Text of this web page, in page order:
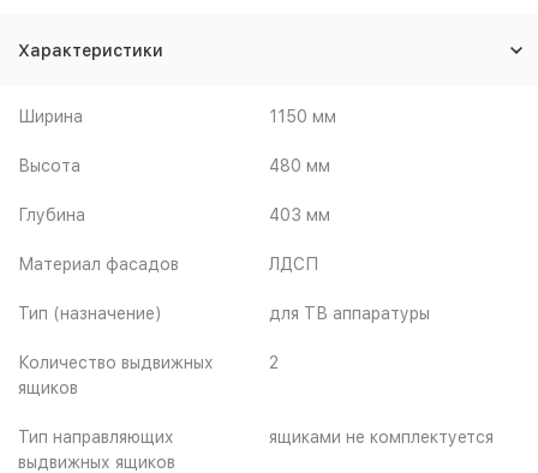
Характеристики
Ширина 1150 мм
Высота 480 мм
Глубина 403 мм
Материал фасадов ЛДСП
Тип (назначение) для ТВ аппаратуры
Количество выдвижных
ящиков
2
Тип направляющих
выдвижных ящиков
ящиками не комплектуется